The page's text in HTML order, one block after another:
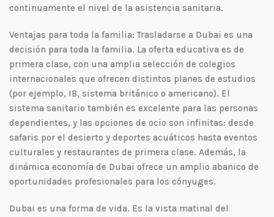
continuamente el nivel de la asistencia sanitaria.
Ventajas para toda la familia: Trasladarse a Dubai es una
decisión para toda la familia. La oferta educativa es de
primera clase, con una amplia selección de colegios
internacionales que ofrecen distintos planes de estudios
(por ejemplo, IB, sistema británico o americano). El
sistema sanitario también es excelente para las personas
dependientes, y las opciones de ocio son infinitas: desde
safaris por el desierto y deportes acuáticos hasta eventos
culturales y restaurantes de primera clase. Además, la
dinámica economía de Dubai ofrece un amplio abanico de
oportunidades profesionales para los cónyuges.
Dubai es una forma de vida. Es la vista matinal del